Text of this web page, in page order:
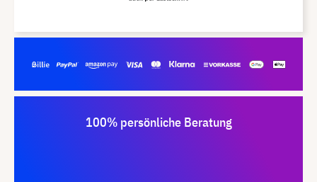
100% persönliche Beratung